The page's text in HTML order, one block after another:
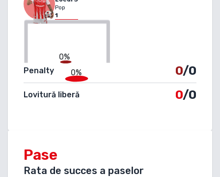
Pop
1
0%
0%
Penalty 0/0
Lovitură liberă 0/0
Pase
Rata de succes a paselor